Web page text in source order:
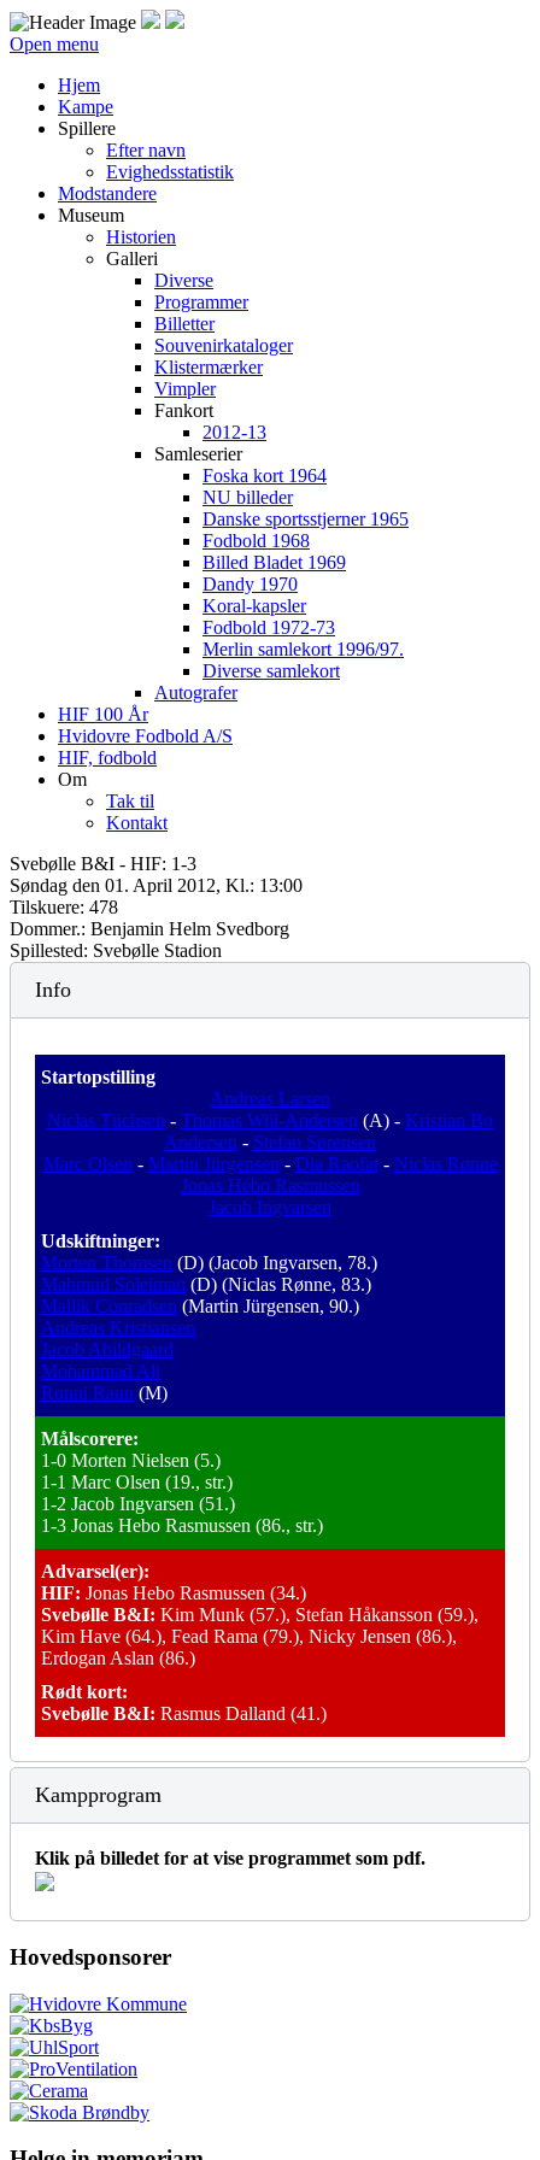
Open menu
Hjem
Kampe
Spillere
Efter navn
Evighedsstatistik
Modstandere
Museum
Historien
Galleri
Diverse
Programmer
Billetter
Souvenirkataloger
Klistermærker
Vimpler
Fankort
2012-13
Samleserier
Foska kort 1964
NU billeder
Danske sportsstjerner 1965
Fodbold 1968
Billed Bladet 1969
Dandy 1970
Koral-kapsler
Fodbold 1972-73
Merlin samlekort 1996/97.
Diverse samlekort
Autografer
HIF 100 År
Hvidovre Fodbold A/S
HIF, fodbold
Om
Tak til
Kontakt
Svebølle B&I - HIF: 1-3
Søndag den 01. April 2012, Kl.: 13:00
Tilskuere: 478
Dommer.: Benjamin Helm Svedborg
Spillested: Svebølle Stadion
Info
Startopstilling
Andreas Larsen
Niclas Tüchsen - Thomas Wiil-Andersen (A) - Kristian Bo
Andersen - Stefan Sørensen
Marc Olsen - Martin Jürgensen - Dia Raofat- Niclas Rønne
Jonas Hebo Rasmussen
Jacob Ingvarsen
Udskiftninger:
Morten Thomsen (D) (Jacob Ingvarsen, 78.)
Mahmud Soleiman (D) (Niclas Rønne, 83.)
Mallik Conradsen (Martin Jürgensen, 90.)
Andreas Kristiansen
Jacob Abildgaard
Mohammad Ali
Ronni Raun (M)
Målscorere:
1-0 Morten Nielsen (5.)
1-1 Marc Olsen (19., str.)
1-2 Jacob Ingvarsen (51.)
1-3 Jonas Hebo Rasmussen (86., str.)
Advarsel(er):
HIF: Jonas Hebo Rasmussen (34.)
Svebølle B&I: Kim Munk (57.), Stefan Håkansson (59.),
Kim Have (64.), Fead Rama (79.), Nicky Jensen (86.),
Erdogan Aslan (86.)
Rødt kort:
Svebølle B&I: Rasmus Dalland (41.)
Kampprogram
Klik på billedet for at vise programmet som pdf.
Hovedsponsorer